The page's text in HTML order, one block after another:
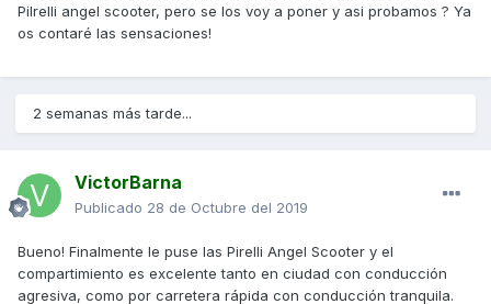
Pilrelli angel scooter, pero se los voy a poner y asi probamos ? Ya
os contaré las sensaciones!
2 semanas más tarde...
VictorBarna
Publicado 28 de Octubre del 2019
Bueno! Finalmente le puse las Pirelli Angel Scooter y el
compartimiento es excelente tanto en ciudad con conducción
agresiva, como por carretera rápida con conducción tranquila.